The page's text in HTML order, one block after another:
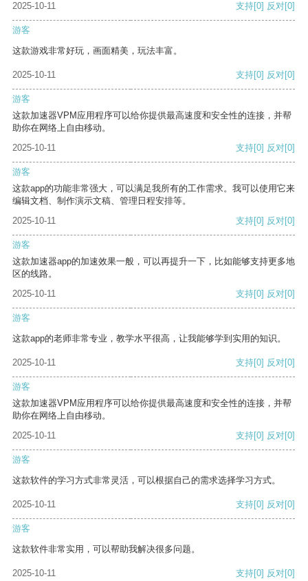
2025-10-11
支持[0] 反对[0]
游客
这款游戏非常好玩，画面精美，玩法丰富。
2025-10-11 支持[0] 反对[0]
游客
这款加速器VPM应用程序可以给你提供最高速度和安全性的连接，并帮
助你在网络上自由移动。
2025-10-11
支持[0] 反对[0]
游客
这款app的功能非常强大，可以满足我所有的工作需求。我可以使用它来
编辑文档、制作演示文稿、管理日程安排等。
2025-10-11
支持[0] 反对[0]
游客
这款加速器app的加速效果一般，可以再提升一下，比如能够支持更多地
区的线路。
2025-10-11
支持[0] 反对[0]
游客
这款app的老师非常专业，教学水平很高，让我能够学到实用的知识。
2025-10-11 支持[0] 反对[0]
游客
这款加速器VPM应用程序可以给你提供最高速度和安全性的连接，并帮
助你在网络上自由移动。
2025-10-11
支持[0] 反对[0]
游客
这款软件的学习方式非常灵活，可以根据自己的需求选择学习方式。
2025-10-11 支持[0] 反对[0]
游客
这款软件非常实用，可以帮助我解决很多问题。
2025-10-11 支持[0] 反对[0]